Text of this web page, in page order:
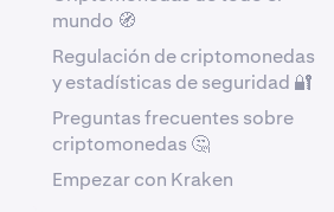
mundo 🧭
Regulación de criptomonedas
y estadísticas de seguridad 🔐
Preguntas frecuentes sobre
criptomonedas 🤔
Empezar con Kraken